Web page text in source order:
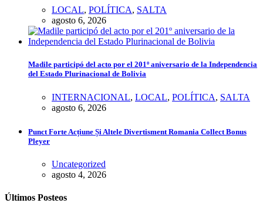
LOCAL, POLÍTICA, SALTA
agosto 6, 2026
Madile participó del acto por el 201º aniversario de la Independencia
del Estado Plurinacional de Bolivia
INTERNACIONAL, LOCAL, POLÍTICA, SALTA
agosto 6, 2026
Punct Forte Acțiune Și Altele Divertisment Romania Collect Bonus
Pleyer
Uncategorized
agosto 4, 2026
Últimos Posteos